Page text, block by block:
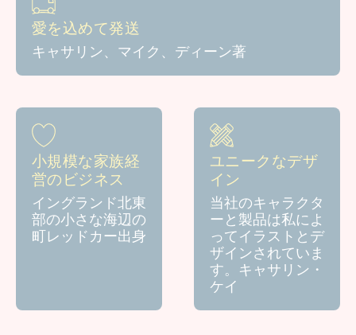
愛を込めて発送
キャサリン、マイク、ディーン著
小規模な家族経
営のビジネス
イングランド北東
部の小さな海辺の
町レッドカー出身
ユニークなデザ
イン
当社のキャラクタ
ーと製品は私によ
ってイラストとデ
ザインされていま
す。キャサリン・
ケイ